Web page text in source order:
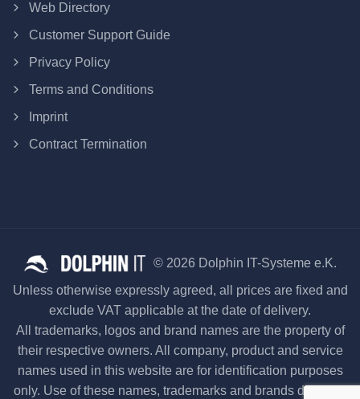
Web Directory
Customer Support Guide
Privacy Policy
Terms and Conditions
Imprint
Contract Termination
© 2026 Dolphin IT-Systeme e.K.
Unless otherwise expressly agreed, all prices are fixed and
exclude VAT applicable at the date of delivery.
All trademarks, logos and brand names are the property of
their respective owners. All company, product and service
names used in this website are for identification purposes
only. Use of these names, trademarks and brands does not